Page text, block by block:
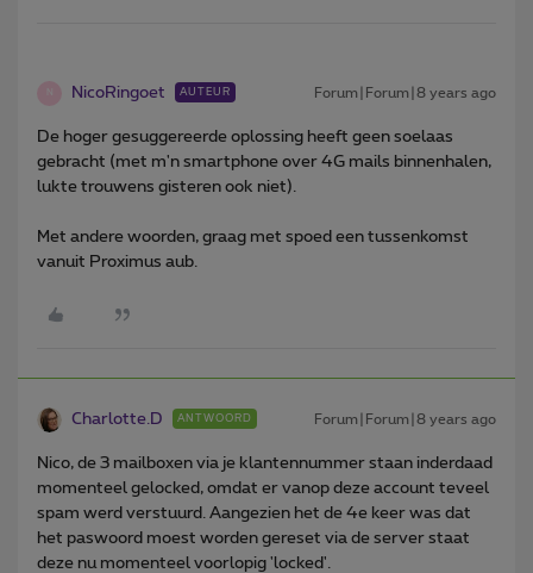
NicoRingoet AUTEUR Forum|Forum|8 years ago
De hoger gesuggereerde oplossing heeft geen soelaas
gebracht (met m'n smartphone over 4G mails binnenhalen,
lukte trouwens gisteren ook niet).
Met andere woorden, graag met spoed een tussenkomst
vanuit Proximus aub.
Charlotte.D ANTWOORD Forum|Forum|8 years ago
Nico, de 3 mailboxen via je klantennummer staan inderdaad
momenteel gelocked, omdat er vanop deze account teveel
spam werd verstuurd. Aangezien het de 4e keer was dat
het paswoord moest worden gereset via de server staat
deze nu momenteel voorlopig 'locked'.